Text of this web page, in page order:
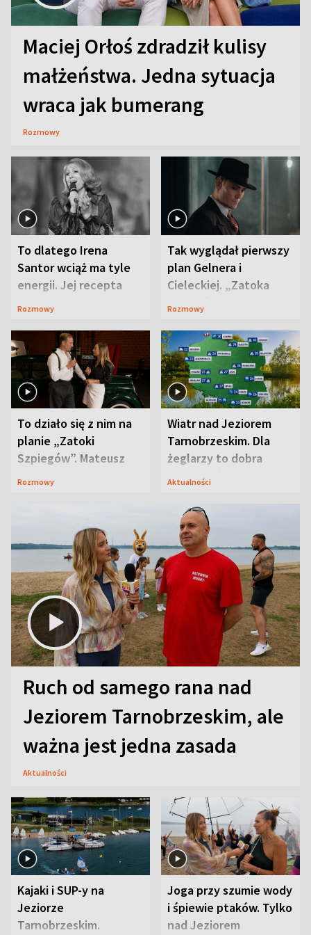
Maciej Orłoś zdradził kulisy
małżeństwa. Jedna sytuacja
wraca jak bumerang
Rozmowy
To dlatego Irena
Santor wciąż ma tyle
energii. Jej recepta
jest zaskakująco
Rozmowy
Tak wyglądał pierwszy
plan Gelnera i
Cieleckiej. „Zatoka
szpiegów” od razu ich
Rozmowy
To działo się z nim na
planie „Zatoki
Szpiegów”. Mateusz
Janicki odsłonił
Rozmowy
Wiatr nad Jeziorem
Tarnobrzeskim. Dla
żeglarzy to dobra
wiadomość
Aktualności
Ruch od samego rana nad
Jeziorem Tarnobrzeskim, ale
ważna jest jedna zasada
Aktualności
Kajaki i SUP-y na
Jeziorze
Tarnobrzeskim.
Joga przy szumie wody
i śpiewie ptaków. Tylko
nad Jeziorem